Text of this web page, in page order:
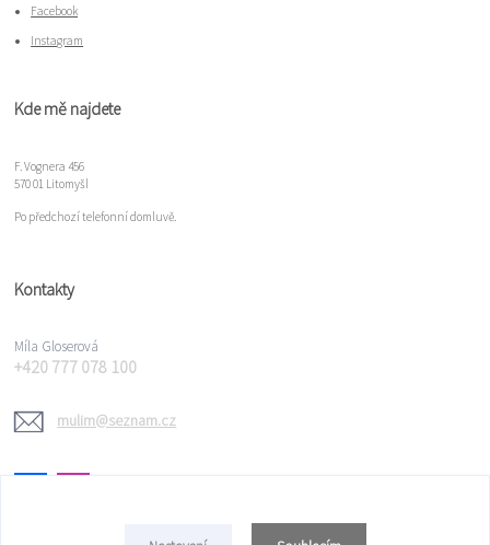
Facebook
Instagram
Kde mě najdete
F. Vognera 456
570 01 Litomyšl
Po předchozí telefonní domluvě.
Kontakty
Míla Gloserová
+420 777 078 100
mulim@seznam.cz